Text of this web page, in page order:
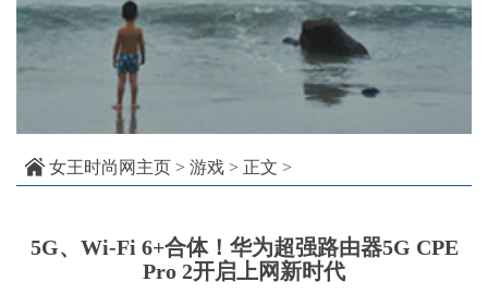
女王时尚网主页 > 游戏 > 正文 >
5G、Wi-Fi 6+合体！华为超强路由器5G CPE
Pro 2开启上网新时代